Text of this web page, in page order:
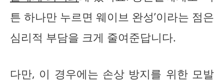
튼 하나만 누르면 웨이브 완성’이라는 점은
심리적 부담을 크게 줄여준답니다.
다만, 이 경우에는 손상 방지를 위한 모발